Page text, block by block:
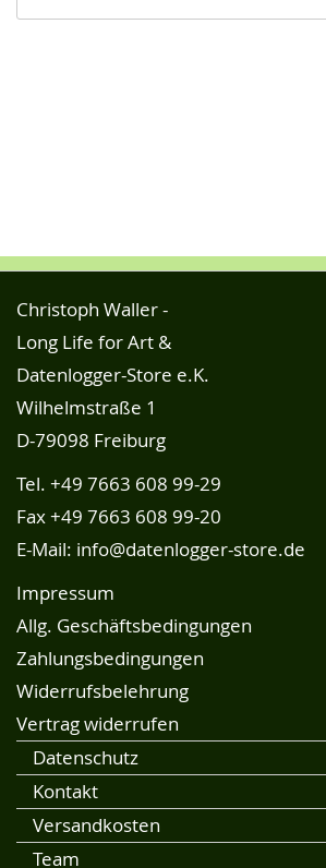
Christoph Waller -
Long Life for Art &
Datenlogger-Store e.K.
Wilhelmstraße 1
D-79098 Freiburg
Tel. +49 7663 608 99-29
Fax +49 7663 608 99-20
E-Mail: info@datenlogger-store.de
Impressum
Allg. Geschäftsbedingungen
Zahlungsbedingungen
Widerrufsbelehrung
Vertrag widerrufen
Datenschutz
Kontakt
Versandkosten
Team